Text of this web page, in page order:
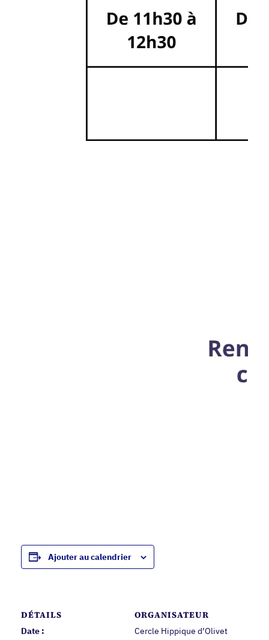
Ajouter au calendrier
DÉTAILS
Date :
ORGANISATEUR
Cercle Hippique d’Olivet